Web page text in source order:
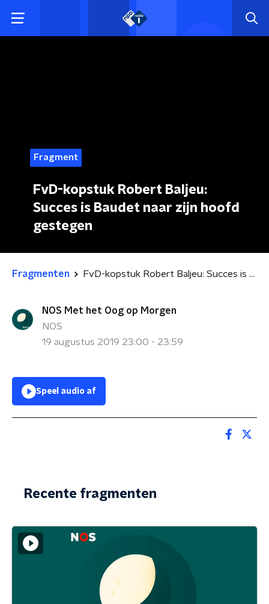
Fragment
FvD-kopstuk Robert Baljeu:
Succes is Baudet naar zijn hoofd
gestegen
Fragmenten FvD-kopstuk Robert Baljeu: Succes is Baudet naar zijn hoofd gestegen
NOS Met het Oog op Morgen
NOS
19 augustus 2019 23:00 - 23:59
Speel audio af
Recente fragmenten